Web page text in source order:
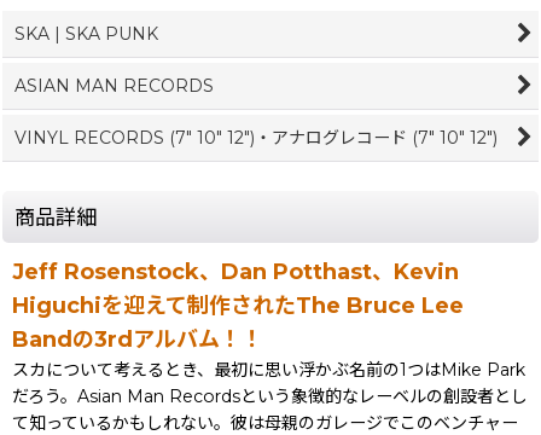
SKA | SKA PUNK
ASIAN MAN RECORDS
VINYL RECORDS (7" 10" 12")・アナログレコード (7" 10" 12")
商品詳細
Jeff Rosenstock、Dan Potthast、Kevin
Higuchiを迎えて制作されたThe Bruce Lee
Bandの3rdアルバム！！
スカについて考えるとき、最初に思い浮かぶ名前の1つはMike Park
だろう。Asian Man Recordsという象徴的なレーベルの創設者とし
て知っているかもしれない。彼は母親のガレージでこのベンチャー